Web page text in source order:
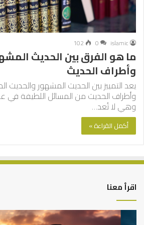
islamic
0
102
ما هو الفرق بين الحديث
وأطراف الحديث
يعد التمييز بين الحديث المشهور والحديث
وأطراف الحديث من المسائل اللطيفة في
وهي لا تُعد…
أكمل القراءة »
اقرأ معنا
كيف